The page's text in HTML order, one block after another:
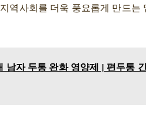
역사회를 더욱 풍요롭게 만드는
남자 두통 완화 영양제 | 편두통